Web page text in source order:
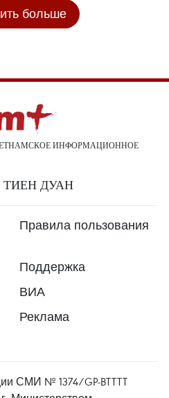
больше
ИНФОРМАЦИОННОЕ
ТИЕН ДУАН
Правила пользования
Поддержка
ВИА
Реклама
СМИ № 1374/GP-BTTTT